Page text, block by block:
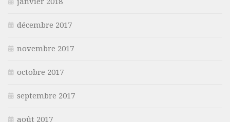
décembre 2017
novembre 2017
octobre 2017
septembre 2017
août 2017